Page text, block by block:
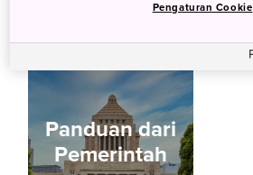
Panduan dari
Pemerintah
Pengaturan Cookie